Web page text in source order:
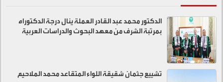
الدكتور محمد عبد القادر العملة ينال درجة الدكتوراه
بمرتبة الشرف من معهد البحوث والدراسات العربية
تشييع جثمان شقيقة اللواء المتقاعد محمد الملاحيم